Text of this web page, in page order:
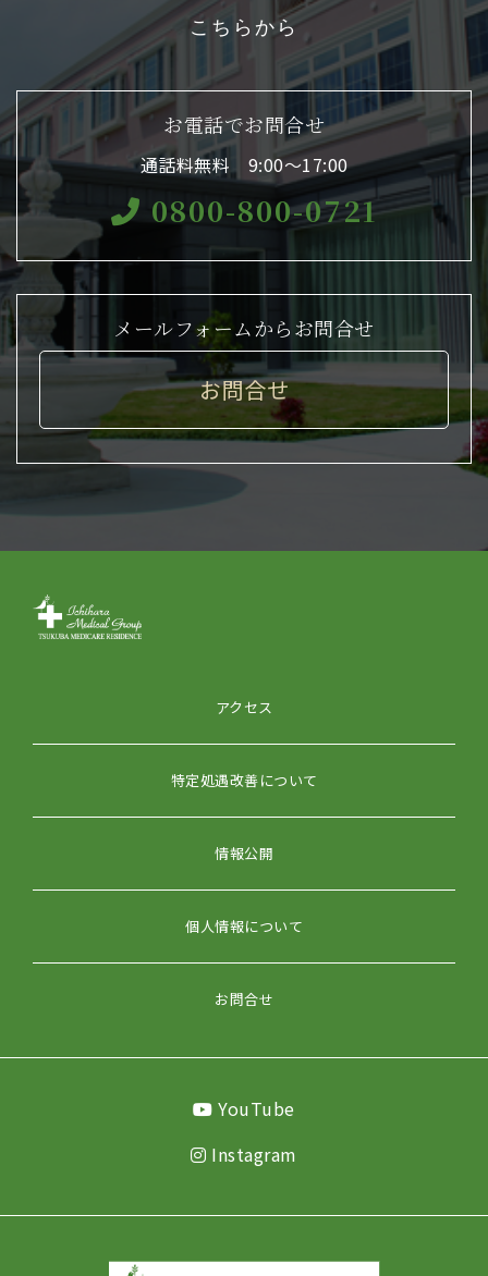
こちらから
お電話でお問合せ
通話料無料 9:00〜17:00
0800-800-0721
メールフォームからお問合せ
お問合せ
アクセス
特定処遇改善について
情報公開
個人情報について
お問合せ
YouTube
Instagram